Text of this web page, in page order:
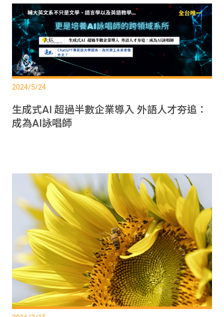
2024/5/24
生成式AI 超過半數企業導入 外語人才夯追：
成為AI詠唱師